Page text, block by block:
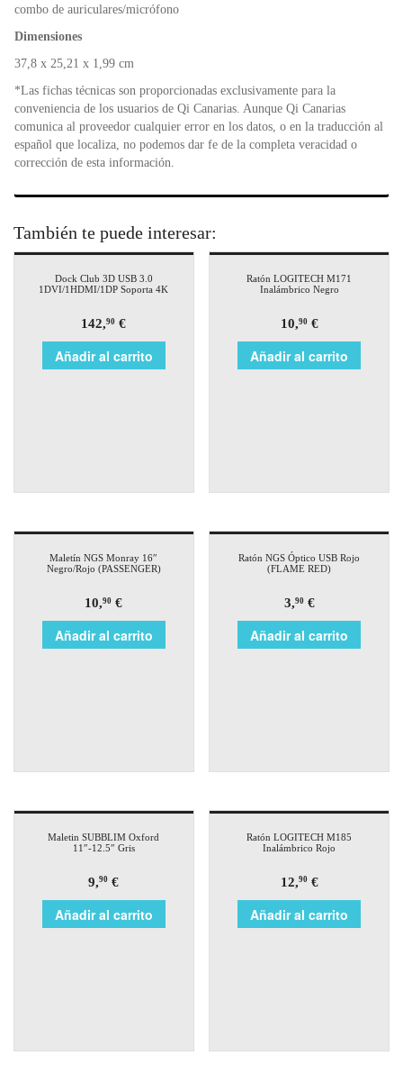
combo de auriculares/micrófono
Dimensiones
37,8 x 25,21 x 1,99 cm
*Las fichas técnicas son proporcionadas exclusivamente para la
conveniencia de los usuarios de Qi Canarias. Aunque Qi Canarias
comunica al proveedor cualquier error en los datos, o en la traducción al
español que localiza, no podemos dar fe de la completa veracidad o
corrección de esta información.
También te puede interesar:
Dock Club 3D USB 3.0
1DVI/1HDMI/1DP Soporta 4K
142,90 €
Añadir al carrito
Ratón LOGITECH M171
Inalámbrico Negro
10,90€
Añadir al carrito
Maletín NGS Monray 16″
Negro/Rojo (PASSENGER)
10,90 €
Añadir al carrito
Ratón NGS Óptico USB Rojo
(FLAME RED)
3,90€
Añadir al carrito
Maletin SUBBLIM Oxford
11″-12.5″ Gris
9,90 €
Añadir al carrito
Ratón LOGITECH M185
Inalámbrico Rojo
12,90€
Añadir al carrito